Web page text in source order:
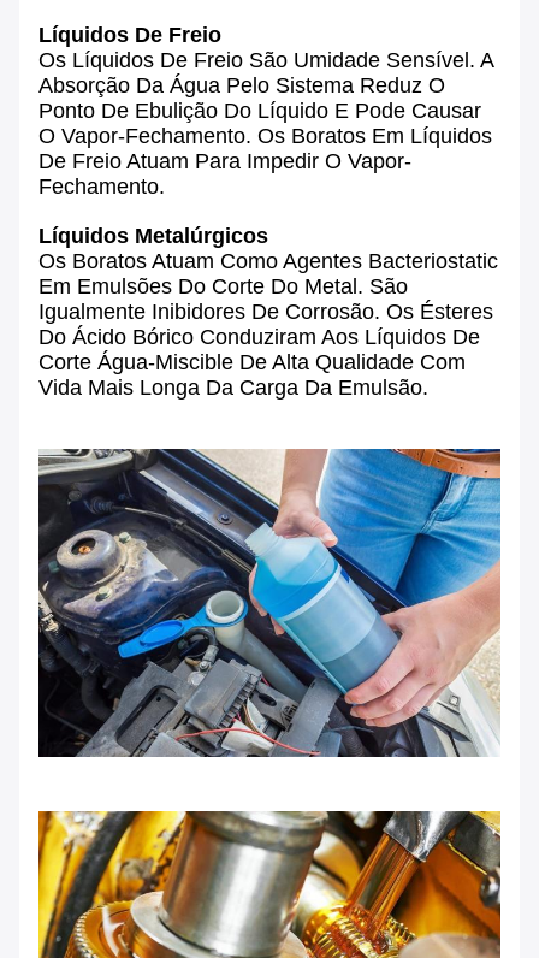
Líquidos De Freio
Os Líquidos De Freio São Umidade Sensível. A
Absorção Da Água Pelo Sistema Reduz O
Ponto De Ebulição Do Líquido E Pode Causar
O Vapor-Fechamento. Os Boratos Em Líquidos
De Freio Atuam Para Impedir O Vapor-
Fechamento.
Líquidos Metalúrgicos
Os Boratos Atuam Como Agentes Bacteriostatic
Em Emulsões Do Corte Do Metal. São
Igualmente Inibidores De Corrosão. Os Ésteres
Do Ácido Bórico Conduziram Aos Líquidos De
Corte Água-Miscible De Alta Qualidade Com
Vida Mais Longa Da Carga Da Emulsão.